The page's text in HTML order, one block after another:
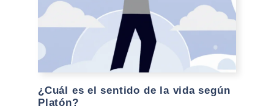
¿Cuál es el sentido de la vida según
Platón?